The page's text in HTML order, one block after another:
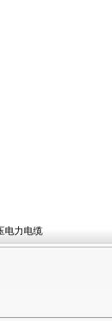
电力电缆